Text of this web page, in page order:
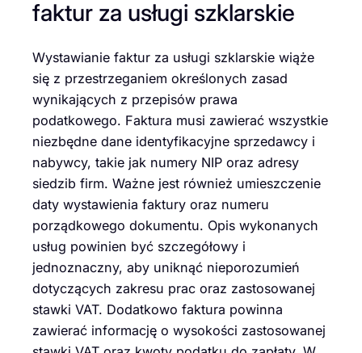
faktur za usługi szklarskie
Wystawianie faktur za usługi szklarskie wiąże
się z przestrzeganiem określonych zasad
wynikających z przepisów prawa
podatkowego. Faktura musi zawierać wszystkie
niezbędne dane identyfikacyjne sprzedawcy i
nabywcy, takie jak numery NIP oraz adresy
siedzib firm. Ważne jest również umieszczenie
daty wystawienia faktury oraz numeru
porządkowego dokumentu. Opis wykonanych
usług powinien być szczegółowy i
jednoznaczny, aby uniknąć nieporozumień
dotyczących zakresu prac oraz zastosowanej
stawki VAT. Dodatkowo faktura powinna
zawierać informację o wysokości zastosowanej